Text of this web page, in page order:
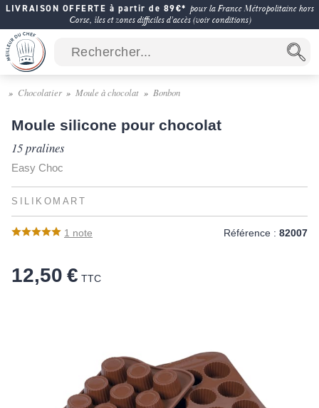
LIVRAISON OFFERTE à partir de 89€* pour la France Métropolitaine hors
Corse, îles et zones difficiles d'accès (voir conditions)
Chocolatier Moule à chocolat Bonbon
Moule silicone pour chocolat
15 pralines
Easy Choc
SILIKOMART
1 note Référence : 82007
12,50 € TTC